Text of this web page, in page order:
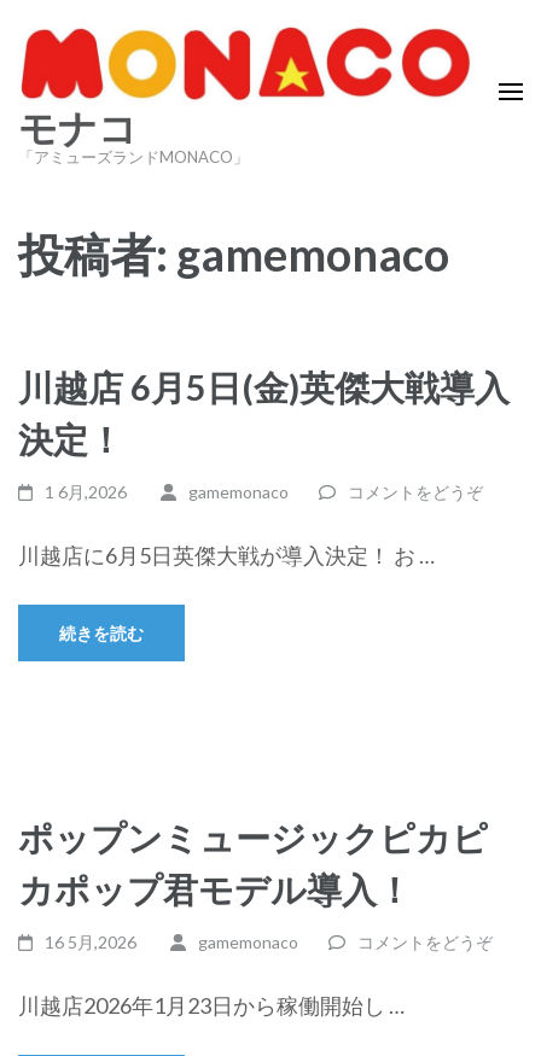
キ
ッ
押
す)
モナコ
「アミューズランドMONACO」
投稿者: gamemonaco
川越店 6月5日(金)英傑大戦導入
決定！
1 6月,2026 gamemonaco コメントをどうぞ
川越店に6月5日英傑大戦が導入決定！ お …
続きを読む
ポップンミュージックピカピ
カポップ君モデル導入！
16 5月,2026 gamemonaco コメントをどうぞ
川越店2026年1月23日から稼働開始し …